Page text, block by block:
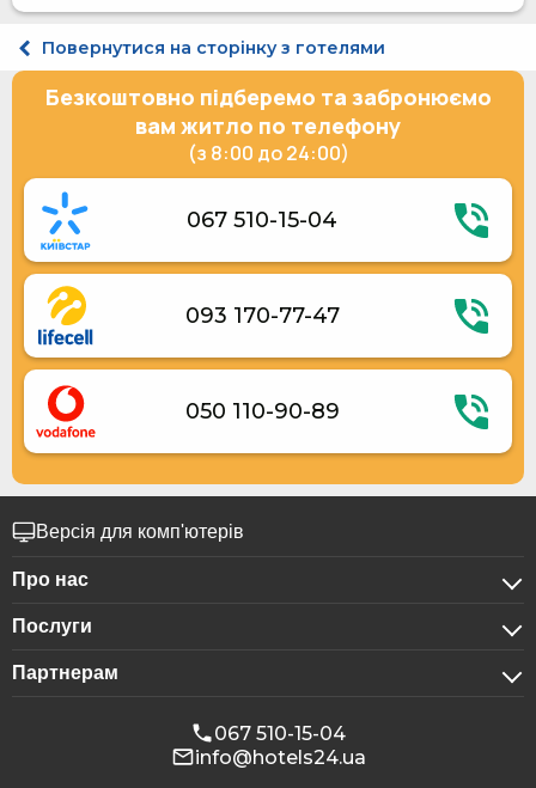
Платний трансфер
Дитячий ігровий майданчик
Послуги по прасуванню одягу
Спільна кухня
Холодильник
Газова / електрична плита
Електричний чайник
Кухонне приладдя
Альтанки
Стандарт двомісний
Напівлюкс 4-місний
Люкс 6-місний
Повернутися на сторінку з готелями
Безкоштовно підберемо та забронюємо
вам житло по телефону
(з 8:00 до 24:00)
067 510-15-04
093 170-77-47
050 110-90-89
Версія для комп'ютерів
Про нас
Про компанію
Конфіденційність
Наші партнери
Послуги
Для бізнес-клієнтів
Бронювання для груп
Конференц-зали
Партнерам
Програма для афіліатів
067 510-15-04
info@hotels24.ua